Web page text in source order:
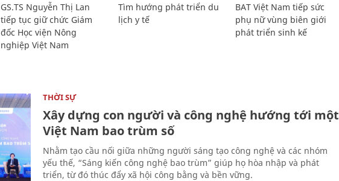
GS.TS Nguyễn Thị Lan
tiếp tục giữ chức Giám
đốc Học viện Nông
nghiệp Việt Nam
Tìm hướng phát triển du
lịch y tế
BAT Việt Nam tiếp sức
phụ nữ vùng biên giới
phát triển sinh kế
THỜI SỰ
Xây dựng con người và công nghệ hướng tới một
Việt Nam bao trùm số
Nhằm tạo cầu nối giữa những người sáng tạo công nghệ và các nhóm
yếu thế, “Sáng kiến công nghệ bao trùm” giúp họ hòa nhập và phát
triển, từ đó thúc đẩy xã hội công bằng và bền vững.